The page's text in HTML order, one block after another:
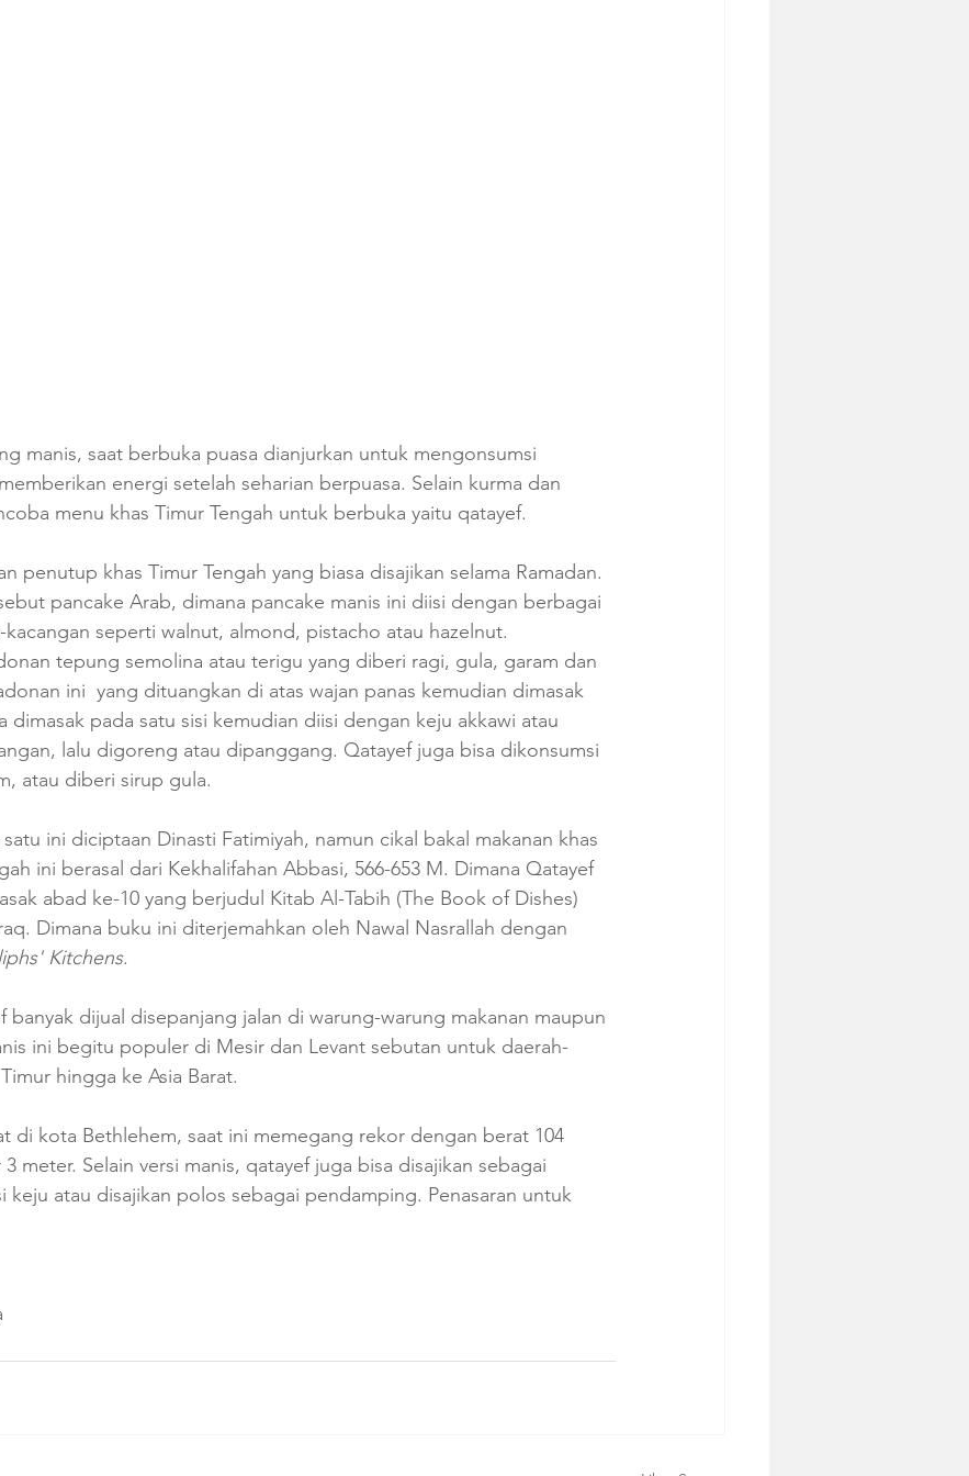
manis, saat berbuka puasa dianjurkan untuk mengonsumsi
energi setelah seharian berpuasa. Selain kurma dan
menu khas Timur Tengah untuk berbuka yaitu qatayef.
penutup khas Timur Tengah yang biasa disajikan selama Ramadan.
pancake Arab, dimana pancake manis ini diisi dengan berbagai
kacangan seperti walnut, almond, pistacho atau hazelnut.
tepung semolina atau terigu yang diberi ragi, gula, garam dan
ini  yang dituangkan di atas wajan panas kemudian dimasak
dimasak pada satu sisi kemudian diisi dengan keju akkawi atau
lalu digoreng atau dipanggang. Qatayef juga bisa dikonsumsi
atau diberi sirup gula.
ini diciptaan Dinasti Fatimiyah, namun cikal bakal makanan khas
ini berasal dari Kekhalifahan Abbasi, 566-653 M. Dimana Qatayef
abad ke-10 yang berjudul Kitab Al-Tabih (The Book of Dishes)
Dimana buku ini diterjemahkan oleh Nawal Nasrallah dengan
Kitchens.
banyak dijual disepanjang jalan di warung-warung makanan maupun
ini begitu populer di Mesir dan Levant sebutan untuk daerah-
hingga ke Asia Barat.
di kota Bethlehem, saat ini memegang rekor dengan berat 104
meter. Selain versi manis, qatayef juga bisa disajikan sebagai
keju atau disajikan polos sebagai pendamping. Penasaran untuk